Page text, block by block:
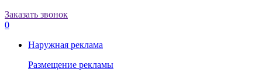
Заказать звонок
0
Наружная реклама
Размещение рекламы